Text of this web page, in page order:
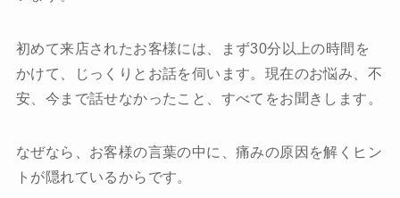
初めて来店されたお客様には、まず30分以上の時間を
かけて、じっくりとお話を伺います。現在のお悩み、不
安、今まで話せなかったこと、すべてをお聞きします。
なぜなら、お客様の言葉の中に、痛みの原因を解くヒン
トが隠れているからです。